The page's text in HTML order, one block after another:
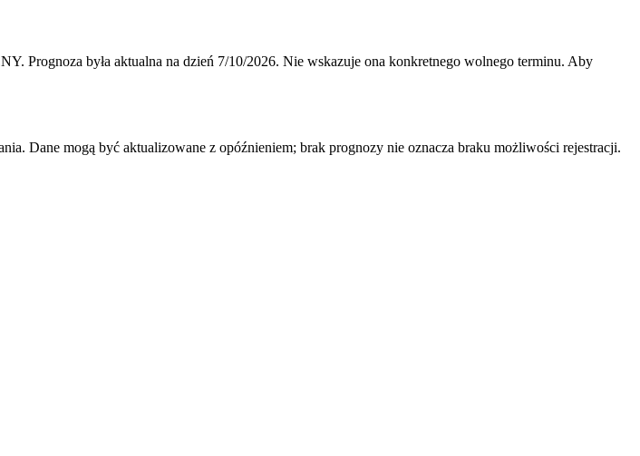
Prognoza była aktualna na dzień 7/10/2026. Nie wskazuje ona konkretnego wolnego terminu. Aby
Dane mogą być aktualizowane z opóźnieniem; brak prognozy nie oznacza braku możliwości rejestracji.